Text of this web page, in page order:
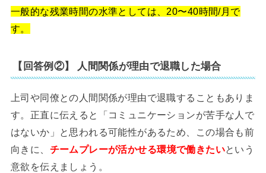
一般的な残業時間の水準としては、20〜40時間/月で
す。
【回答例②】 人間関係が理由で退職した場合
上司や同僚との人間関係が理由で退職することもありま
す。正直に伝えると「コミュニケーションが苦手な人で
はないか」と思われる可能性があるため、この場合も前
向きに、 チームプレーが活かせる環境で働きたいという
意欲を伝えましょう。